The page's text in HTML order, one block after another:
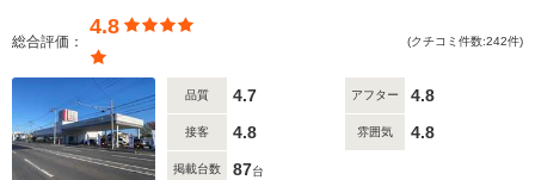
総合評価：
4.8
(クチコミ件数:242件)
品質 4.7 アフター 4.8
接客 4.8 雰囲気 4.8
掲載台数 87台